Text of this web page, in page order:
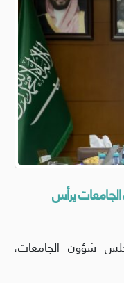
يرأس
شؤون الجامعات،